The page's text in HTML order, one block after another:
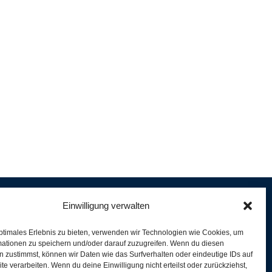
Einwilligung verwalten
Erlebnis zu bieten, verwenden wir Technologien wie Cookies, um
zu speichern und/oder darauf zuzugreifen. Wenn du diesen
zustimmst, können wir Daten wie das Surfverhalten oder eindeutige IDs auf
verarbeiten. Wenn du deine Einwilligung nicht erteilst oder zurückziehst,
und